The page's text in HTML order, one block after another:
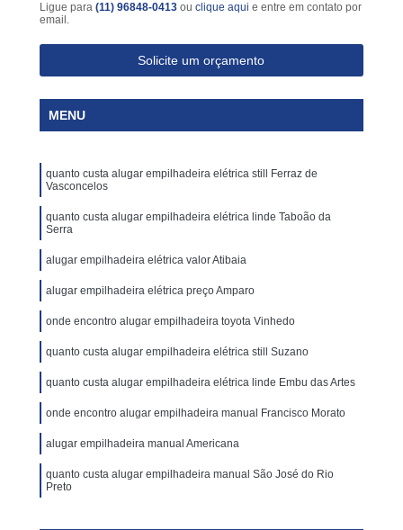
Ligue para (11) 96848-0413 ou clique aqui e entre em contato por
email.
Solicite um orçamento
MENU
quanto custa alugar empilhadeira elétrica still Ferraz de
Vasconcelos
quanto custa alugar empilhadeira elétrica linde Taboão da
Serra
alugar empilhadeira elétrica valor Atibaia
alugar empilhadeira elétrica preço Amparo
onde encontro alugar empilhadeira toyota Vinhedo
quanto custa alugar empilhadeira elétrica still Suzano
quanto custa alugar empilhadeira elétrica linde Embu das Artes
onde encontro alugar empilhadeira manual Francisco Morato
alugar empilhadeira manual Americana
quanto custa alugar empilhadeira manual São José do Rio
Preto